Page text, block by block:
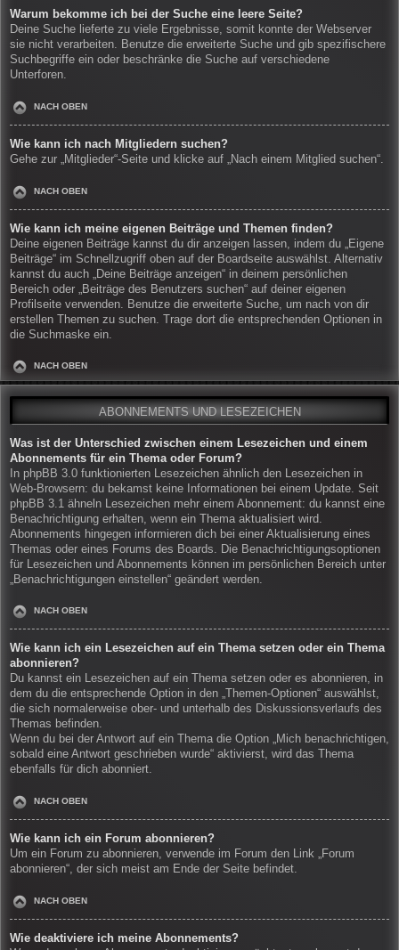
Warum bekomme ich bei der Suche eine leere Seite?
Deine Suche lieferte zu viele Ergebnisse, somit konnte der Webserver
sie nicht verarbeiten. Benutze die erweiterte Suche und gib spezifischere
Suchbegriffe ein oder beschränke die Suche auf verschiedene
Unterforen.
NACH OBEN
Wie kann ich nach Mitgliedern suchen?
Gehe zur „Mitglieder“-Seite und klicke auf „Nach einem Mitglied suchen“.
NACH OBEN
Wie kann ich meine eigenen Beiträge und Themen finden?
Deine eigenen Beiträge kannst du dir anzeigen lassen, indem du „Eigene
Beiträge“ im Schnellzugriff oben auf der Boardseite auswählst. Alternativ
kannst du auch „Deine Beiträge anzeigen“ in deinem persönlichen
Bereich oder „Beiträge des Benutzers suchen“ auf deiner eigenen
Profilseite verwenden. Benutze die erweiterte Suche, um nach von dir
erstellen Themen zu suchen. Trage dort die entsprechenden Optionen in
die Suchmaske ein.
NACH OBEN
ABONNEMENTS UND LESEZEICHEN
Was ist der Unterschied zwischen einem Lesezeichen und einem
Abonnements für ein Thema oder Forum?
In phpBB 3.0 funktionierten Lesezeichen ähnlich den Lesezeichen in
Web-Browsern: du bekamst keine Informationen bei einem Update. Seit
phpBB 3.1 ähneln Lesezeichen mehr einem Abonnement: du kannst eine
Benachrichtigung erhalten, wenn ein Thema aktualisiert wird.
Abonnements hingegen informieren dich bei einer Aktualisierung eines
Themas oder eines Forums des Boards. Die Benachrichtigungsoptionen
für Lesezeichen und Abonnements können im persönlichen Bereich unter
„Benachrichtigungen einstellen“ geändert werden.
NACH OBEN
Wie kann ich ein Lesezeichen auf ein Thema setzen oder ein Thema
abonnieren?
Du kannst ein Lesezeichen auf ein Thema setzen oder es abonnieren, in
dem du die entsprechende Option in den „Themen-Optionen“ auswählst,
die sich normalerweise ober- und unterhalb des Diskussionsverlaufs des
Themas befinden.
Wenn du bei der Antwort auf ein Thema die Option „Mich benachrichtigen,
sobald eine Antwort geschrieben wurde“ aktivierst, wird das Thema
ebenfalls für dich abonniert.
NACH OBEN
Wie kann ich ein Forum abonnieren?
Um ein Forum zu abonnieren, verwende im Forum den Link „Forum
abonnieren“, der sich meist am Ende der Seite befindet.
NACH OBEN
Wie deaktiviere ich meine Abonnements?